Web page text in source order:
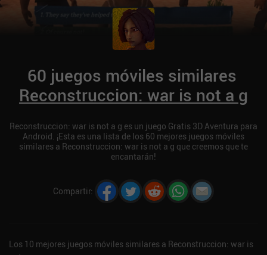
60 juegos móviles similares
Reconstruccion: war is not a g
Reconstruccion: war is not a g es un juego Gratis 3D Aventura para
Android. ¡Esta es una lista de los 60 mejores juegos móviles
similares a Reconstruccion: war is not a g que creemos que te
encantarán!
Compartir:
Los 10 mejores juegos móviles similares a Reconstruccion: war is